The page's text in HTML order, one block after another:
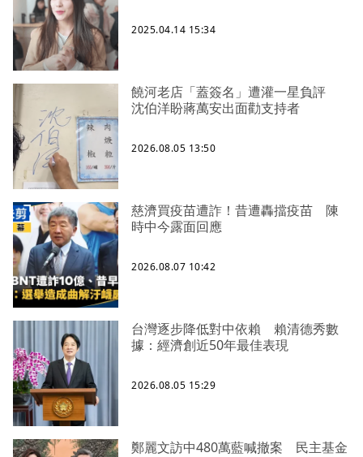
2025.04.14 15:34
饒河老店「蓋簽名」遭灌一星負評
沈伯洋盼蔣萬安出面勸支持者
2026.08.05 13:50
慈濟買疫苗遭詐！昔遭轟擋疫苗 陳
時中今露面回應
2026.08.07 10:42
台灣逐步降低對中依賴 賴清德秀數
據：經濟創近50年最佳表現
2026.08.05 15:29
鄭麗文訪中480萬藍喊撤案 民主基金